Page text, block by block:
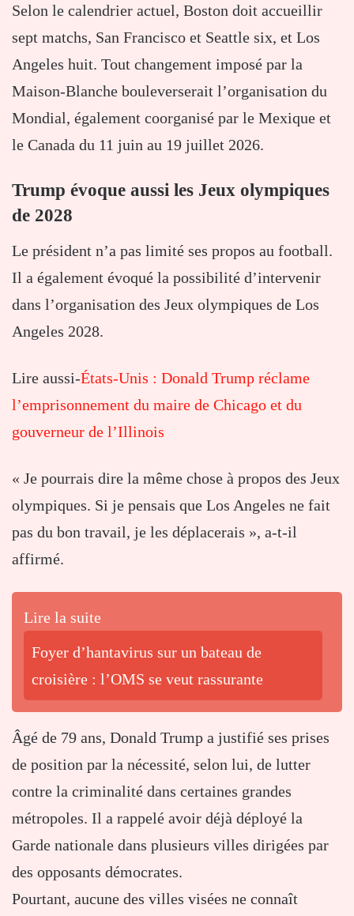
Selon le calendrier actuel, Boston doit accueillir
sept matchs, San Francisco et Seattle six, et Los
Angeles huit. Tout changement imposé par la
Maison-Blanche bouleverserait l’organisation du
Mondial, également coorganisé par le Mexique et
le Canada du 11 juin au 19 juillet 2026.
Trump évoque aussi les Jeux olympiques
de 2028
Le président n’a pas limité ses propos au football.
Il a également évoqué la possibilité d’intervenir
dans l’organisation des Jeux olympiques de Los
Angeles 2028.
Lire aussi-États-Unis : Donald Trump réclame
l’emprisonnement du maire de Chicago et du
gouverneur de l’Illinois
« Je pourrais dire la même chose à propos des Jeux
olympiques. Si je pensais que Los Angeles ne fait
pas du bon travail, je les déplacerais », a-t-il
affirmé.
Lire la suite
Foyer d’hantavirus sur un bateau de
croisière : l’OMS se veut rassurante
Âgé de 79 ans, Donald Trump a justifié ses prises
de position par la nécessité, selon lui, de lutter
contre la criminalité dans certaines grandes
métropoles. Il a rappelé avoir déjà déployé la
Garde nationale dans plusieurs villes dirigées par
des opposants démocrates.
Pourtant, aucune des villes visées ne connaît